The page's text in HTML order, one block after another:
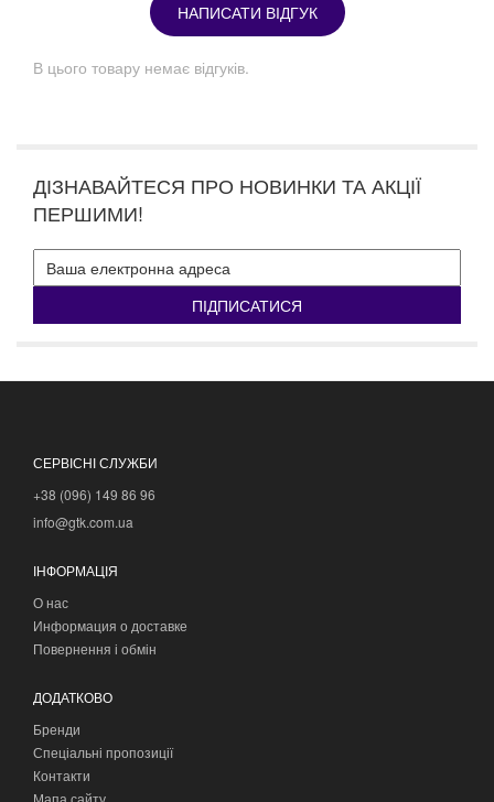
НАПИСАТИ ВІДГУК
В цього товару немає відгуків.
ДІЗНАВАЙТЕСЯ ПРО НОВИНКИ ТА АКЦІЇ
ПЕРШИМИ!
ПІДПИСАТИСЯ
СЕРВІСНІ СЛУЖБИ
+38 (096) 149 86 96
info@gtk.com.ua
ІНФОРМАЦІЯ
О нас
Информация о доставке
Повернення і обмін
ДОДАТКОВО
Бренди
Спеціальні пропозиції
Контакти